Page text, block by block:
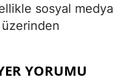
sosyal medya
YORUMU